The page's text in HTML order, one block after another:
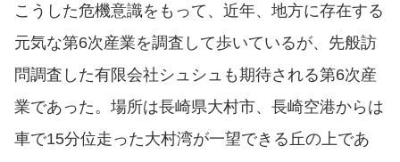
こうした危機意識をもって、近年、地方に存在する
元気な第6次産業を調査して歩いているが、先般訪
問調査した有限会社シュシュも期待される第6次産
業であった。場所は長崎県大村市、長崎空港からは
車で15分位走った大村湾が一望できる丘の上であ